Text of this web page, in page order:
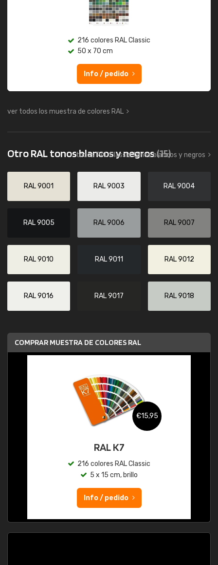
216 colores RAL Classic
50 x 70 cm
Info / pedido
ver todos los muestra de colores RAL
Otro RAL tonos blancos y negros(15)
todos RAL Classic tonos blancos y negros
RAL 9001 RAL 9003 RAL 9004
RAL 9005 RAL 9006 RAL 9007
RAL 9010 RAL 9011 RAL 9012
RAL 9016 RAL 9017 RAL 9018
COMPRAR MUESTRA DE COLORES RAL
€15,95
RAL K7
216 colores RAL Classic
5 x 15 cm, brillo
Info / pedido